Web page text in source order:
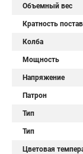
Объемный вес
Кратность
Колба
Мощность
Напряжение
Патрон
Тип
Тип
Цветовая